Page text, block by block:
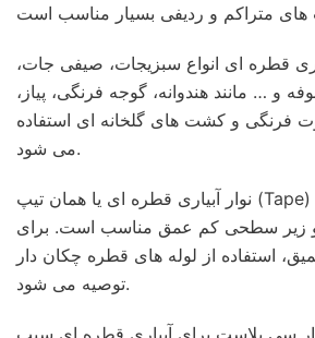
قطره ای انواع سبزیجات، صیفی جات،
و … مانند هندوانه، گوجه فرنگی، پیاز،
فرنگی و کشت های گلخانه ای استفاده
می شود.
نوار آبیاری قطره ای یا همان تیپ (Tape) مناسب آبیاری قطره
سطحی کم عمق مناسب است. برای
استفاده از لوله های قطره چکان دار
توصیه می شود.
سی پلاست برای آبیاری قطره ای سیب